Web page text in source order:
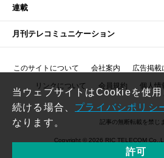
連載
月刊テレコミュニケーション
このサイトについて 会社案内 広告掲載
リンクについて 会員規約 個人情
記事の無断転載を禁じ
Copyright © 2026 RIC TELECOM
当ウェブサイトはCookieを使
続ける場合、 プライバシポリシ
なります。
許可